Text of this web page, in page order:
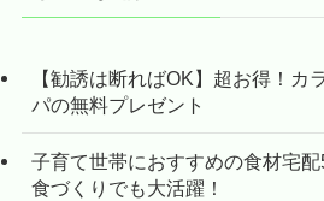
【勧誘は断ればOK】超お得！カ
パの無料プレゼント
子育て世帯におすすめの食材宅
食づくりでも大活躍！